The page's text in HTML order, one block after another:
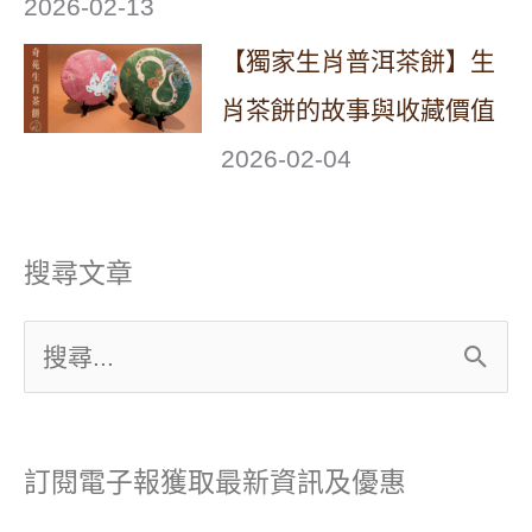
2026-02-13
【獨家生肖普洱茶餅】生
肖茶餅的故事與收藏價值
2026-02-04
搜尋文章
搜
關
訂閱電子報獲取最新資訊及優惠